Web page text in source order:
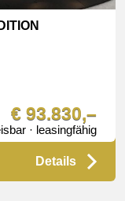
€ 93.830,–
· leasingfähig
Details